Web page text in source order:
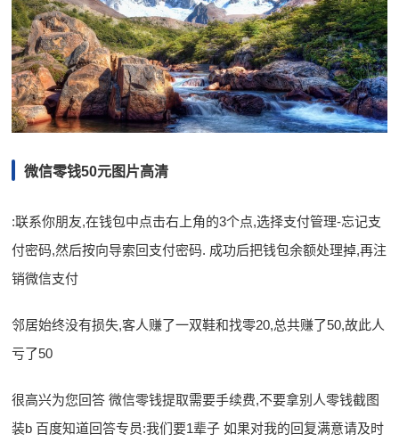
微信零钱50元图片高清
:联系你朋友,在钱包中点击右上角的3个点,选择支付管理-忘记支
付密码,然后按向导索回支付密码. 成功后把钱包余额处理掉,再注
销微信支付
邻居始终没有损失,客人赚了一双鞋和找零20,总共赚了50,故此人
亏了50
很高兴为您回答 微信零钱提取需要手续费,不要拿别人零钱截图
装b 百度知道回答专员:我们要1辈子 如果对我的回复满意请及时